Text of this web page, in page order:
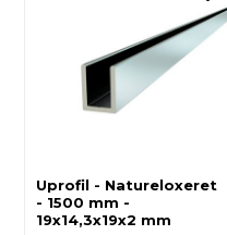
Uprofil - Natureloxeret
- 1500 mm -
19x14,3x19x2 mm